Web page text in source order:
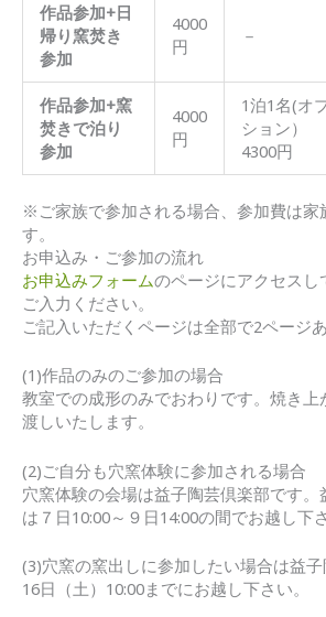
作品参加+日
帰り窯焚き
参加
4000
円
－
作品参加+窯
焚きで泊り
参加
4000
円
1泊1名(オ
ション）
4300円
※ご家族で参加される場合、参加費は家
す。
お申込み・ご参加の流れ
お申込みフォームのページにアクセスし
ご入力ください。
ご記入いただくページは全部で2ページあ
(1)作品のみのご参加の場合
教室での成形のみでおわりです。焼き上
渡しいたします。
(2)ご自分も穴窯体験に参加される場合
穴窯体験の会場は益子陶芸倶楽部です
は７日10:00～９日14:00の間でお越し下さ
(3)穴窯の窯出しに参加したい場合は益
16日（土）10:00までにお越し下さい。